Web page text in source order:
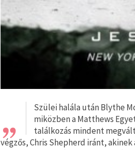
„
Szülei halála után Blythe
miközben a Matthews
találkozás mindent
végzős, Chris Shepherd iránt,